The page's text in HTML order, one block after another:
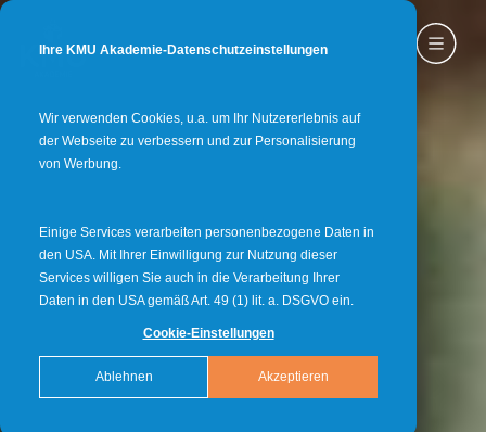
Ihre KMU Akademie-Datenschutzeinstellungen
Wir verwenden Cookies, u.a. um Ihr Nutzererlebnis auf
der Webseite zu verbessern und zur Personalisierung
von Werbung.
Einige Services verarbeiten personenbezogene Daten in
den USA. Mit Ihrer Einwilligung zur Nutzung dieser
Services willigen Sie auch in die Verarbeitung Ihrer
Daten in den USA gemäß Art. 49 (1) lit. a. DSGVO ein.
Cookie-Einstellungen
Akzeptieren
Ablehnen